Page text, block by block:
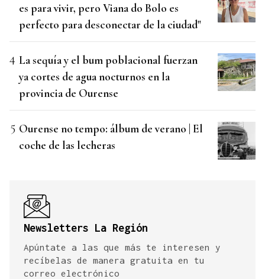
es para vivir, pero Viana do Bolo es
perfecto para desconectar de la ciudad"
La sequía y el bum poblacional fuerzan
ya cortes de agua nocturnos en la
provincia de Ourense
Ourense no tempo: álbum de verano | El
coche de las lecheras
Newsletters La Región
Apúntate a las que más te interesen y
recíbelas de manera gratuita en tu
correo electrónico